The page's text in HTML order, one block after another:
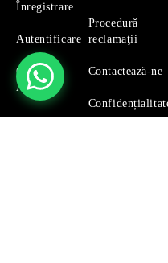
Înregistrare
Autentificare
Căutare
Avansată
Procedură
reclamaţii
Contactează-ne